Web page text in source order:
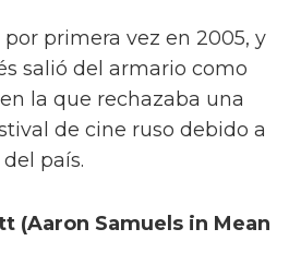
primera vez en 2005, y
salió del armario como
la que rechazaba una
de cine ruso debido a
país.
(Aaron Samuels in Mean